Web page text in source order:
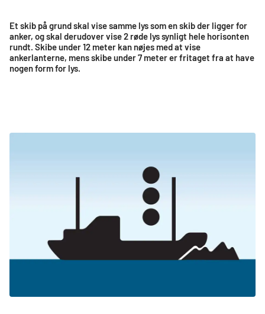
Et skib på grund skal vise samme lys som en skib der ligger for
anker, og skal derudover vise 2 røde lys synligt hele horisonten
rundt. Skibe under 12 meter kan nøjes med at vise
ankerlanterne, mens skibe under 7 meter er fritaget fra at have
nogen form for lys.